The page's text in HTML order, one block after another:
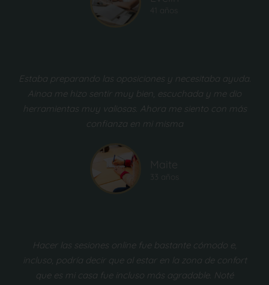
Estaba preparando las oposiciones y necesitaba ayuda.
Ainoa me hizo sentir muy bien, escuchada y me dio
herramientas muy valiosas. Ahora me siento con más
confianza en mi misma
Hacer las sesiones online fue bastante cómodo e,
incluso, podría decir que al estar en la zona de confort
que es mi casa fue incluso más agradable. Noté